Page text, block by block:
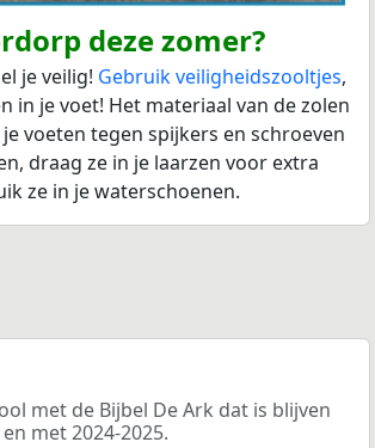
deze zomer?
je veilig! Gebruik veiligheidszooltjes,
in je voet! Het materiaal van de zolen
voeten tegen spijkers en schroeven
draag ze in je laarzen voor extra
ze in je waterschoenen.
met de Bijbel De Ark dat is blijven
met 2024-2025.